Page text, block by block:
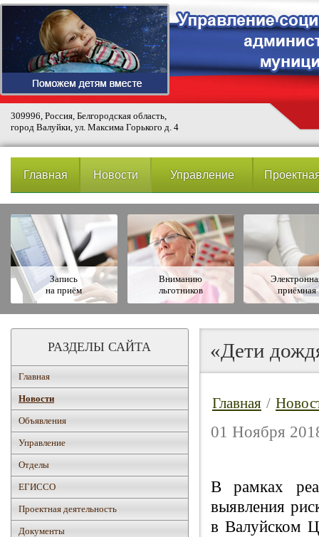
309996, Россия, Белгородская область,
город Валуйки, ул. Максима Горького д. 4
Главная Новости Управление
Запись
на приём
Вниманию
льготников
приёмная
РАЗДЕЛЫ САЙТА
Главная
Новости
Объявления
Управление
Отделы
ЕГИССО
Проектная деятельность
Документы
«Дети
Главная /
01 Ноября
В рамках
выявления
в Валуйском